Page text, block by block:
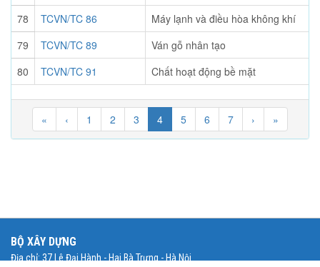
78
TCVN/TC 86
Máy lạnh và điều hòa không khí
79
TCVN/TC 89
Ván gỗ nhân tạo
80
TCVN/TC 91 Chất hoạt động bề mặt
« ‹ 1 2 3 4 5 6 7 › »
BỘ XÂY DỰNG
Địa chỉ: 37 Lê Đại Hành - Hai Bà Trưng - Hà Nội